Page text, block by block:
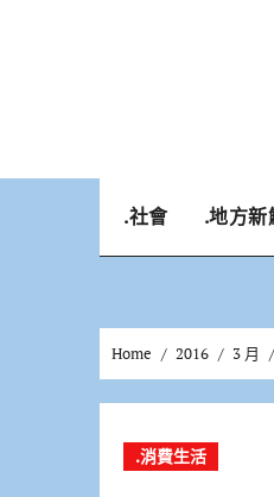
.社會 .地方新
Home 2016 3 月
.消費生活